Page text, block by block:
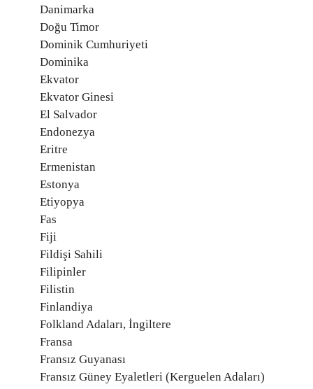
Danimarka
Doğu Timor
Dominik Cumhuriyeti
Dominika
Ekvator
Ekvator Ginesi
El Salvador
Endonezya
Eritre
Ermenistan
Estonya
Etiyopya
Fas
Fiji
Fildişi Sahili
Filipinler
Filistin
Finlandiya
Folkland Adaları, İngiltere
Fransa
Fransız Guyanası
Fransız Güney Eyaletleri (Kerguelen Adaları)